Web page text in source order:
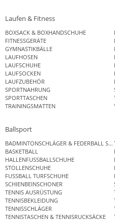
Laufen & Fitness
BOXSACK & BOXHANDSCHUHE
FITNESSGERÄTE
GYMNASTIKBÄLLE
LAUFHOSEN
LAUFSCHUHE
LAUFSOCKEN
LAUFZUBEHÖR
SPORTNAHRUNG
SPORTTASCHEN
TRAININGSMATTEN
Ballsport
BADMINTONSCHLÄGER & FEDERBALL
BASKETBALL
HALLENFUSSBALLSCHUHE
STOLLENSCHUHE
FUSSBALL TURFSCHUHE
SCHIENBEINSCHONER
TENNIS AUSRÜSTUNG
TENNISBEKLEIDUNG
TENNISSCHLÄGER
TENNISTASCHEN & TENNISRUCKSÄCKE